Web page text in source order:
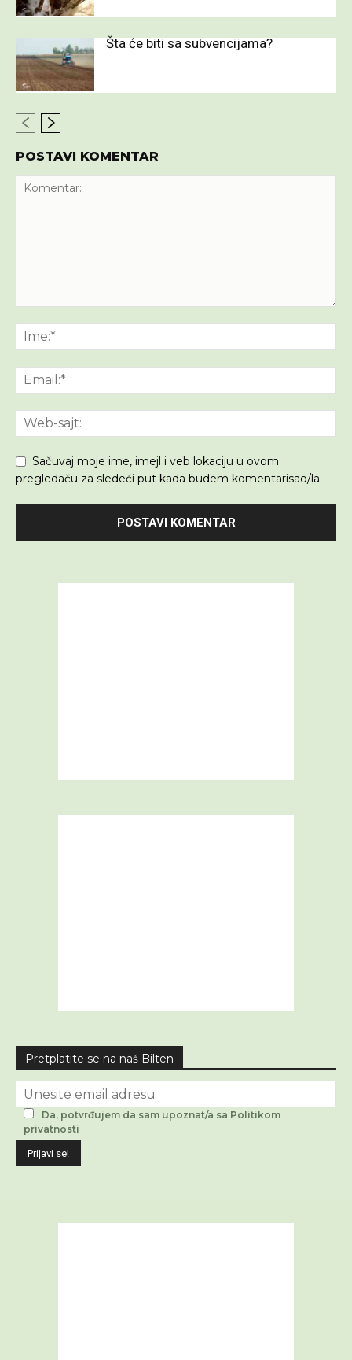
Šta će biti sa subvencijama?
POSTAVI KOMENTAR
Sačuvaj moje ime, imejl i veb lokaciju u ovom
pregledaču za sledeći put kada budem komentarisao/la.
Pretplatite se na naš Bilten
Da, potvrđujem da sam upoznat/a sa Politikom
privatnosti